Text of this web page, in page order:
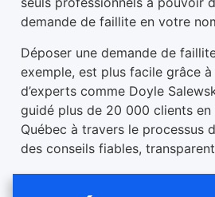
demande de faillite en votre
Déposer une demande de
exemple, est plus facile grâce
d’experts comme Doyle
guidé plus de 20 000 clients en
Québec à travers le processus
des conseils fiables,